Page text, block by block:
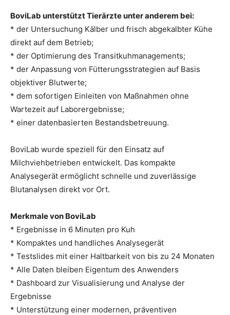
BoviLab unterstützt Tierärzte unter anderem bei:
* der Untersuchung Kälber und frisch abgekalbter Kühe
direkt auf dem Betrieb;
* der Optimierung des Transitkuhmanagements;
* der Anpassung von Fütterungsstrategien auf Basis
objektiver Blutwerte;
* dem sofortigen Einleiten von Maßnahmen ohne
Wartezeit auf Laborergebnisse;
* einer datenbasierten Bestandsbetreuung.
BoviLab wurde speziell für den Einsatz auf
Milchviehbetrieben entwickelt. Das kompakte
Analysegerät ermöglicht schnelle und zuverlässige
Blutanalysen direkt vor Ort.
Merkmale von BoviLab
* Ergebnisse in 6 Minuten pro Kuh
* Kompaktes und handliches Analysegerät
* Testslides mit einer Haltbarkeit von bis zu 24 Monaten
* Alle Daten bleiben Eigentum des Anwenders
* Dashboard zur Visualisierung und Analyse der
Ergebnisse
* Unterstützung einer modernen, präventiven